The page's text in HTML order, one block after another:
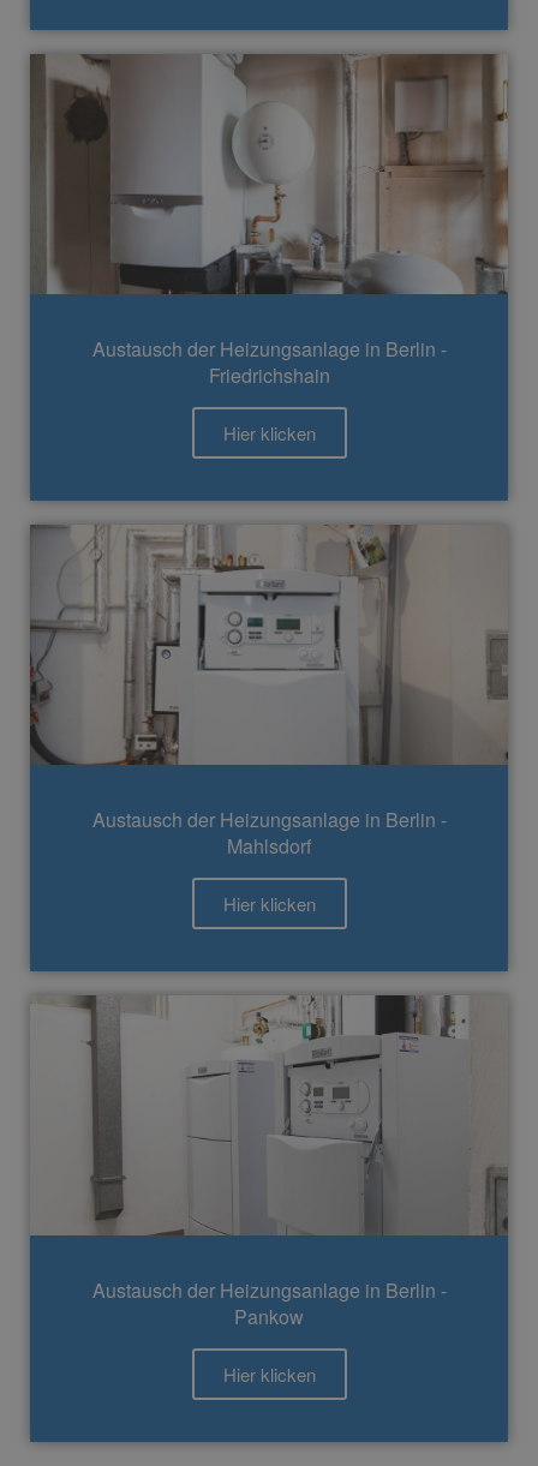
Austausch der Heizungsanlage in Berlin -
Friedrichshain
Hier klicken
Austausch der Heizungsanlage in Berlin -
Mahlsdorf
Hier klicken
Austausch der Heizungsanlage in Berlin -
Pankow
Hier klicken